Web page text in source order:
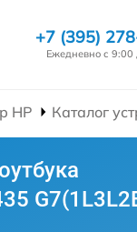
+7 (395)
Ежедневно с 9:00
HP Каталог